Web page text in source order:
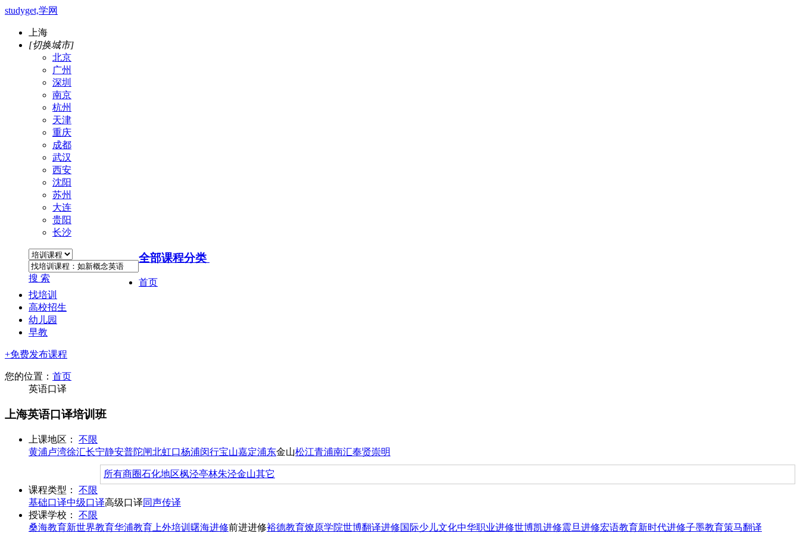
studyget,学网
上海
[切换城市]
北京
广州
深圳
南京
杭州
天津
重庆
成都
武汉
西安
沈阳
苏州
大连
贵阳
长沙
搜 索
全部课程分类
首页
找培训
高校招生
幼儿园
早教
+免费发布课程
您的位置： 首页
英语口译
上海英语口译培训班
上课地区：
不限
黄浦卢湾徐汇长宁静安普陀闸北虹口杨浦闵行宝山嘉定浦东金山松江青浦南汇奉贤崇明
所有商圈石化地区枫泾亭林朱泾金山其它
课程类型：
不限
基础口译中级口译高级口译同声传译
授课学校：
不限
桑海教育新世界教育华浦教育 上外培训 曙海进修前进进修裕德教育燎原学院世博翻译进修国际少儿文化中华职业进修世博凯进修震旦进修宏语教育新时代进修子墨教育策马翻译